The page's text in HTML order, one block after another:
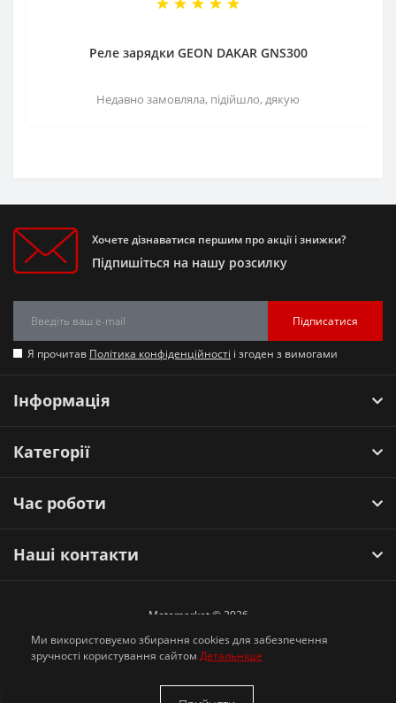
Реле зарядки GEON DAKAR GNS300
Недавно замовляла, підійшло, дякую
Хочете дізнаватися першим про акції і знижки?
Підпишіться на нашу розсилку
Підписатися
Я прочитав Політика конфіденційності і згоден з вимогами
Інформація
Категорії
Час роботи
Наші контакти
Motomarket © 2026
Ми використовуємо збирання cookies для забезпечення
зручності користування сайтом Детальніше